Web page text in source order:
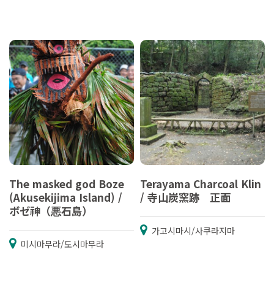
The masked god Boze
(Akusekijima Island) /
ボゼ神（悪石島）
미시마무라/도시마무라
Terayama Charcoal Klin
/ 寺山炭窯跡 正面
가고시마시/사쿠라지마